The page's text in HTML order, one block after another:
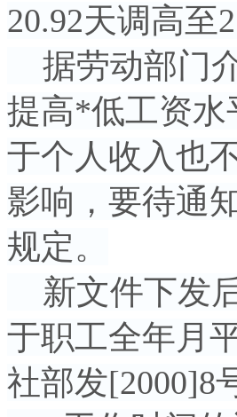
20.92天调高至
据劳动部门
提高*低工资水
于个人收入也
影响，要待通
规定。
新文件下发
于职工全年月
社部发[2000]8